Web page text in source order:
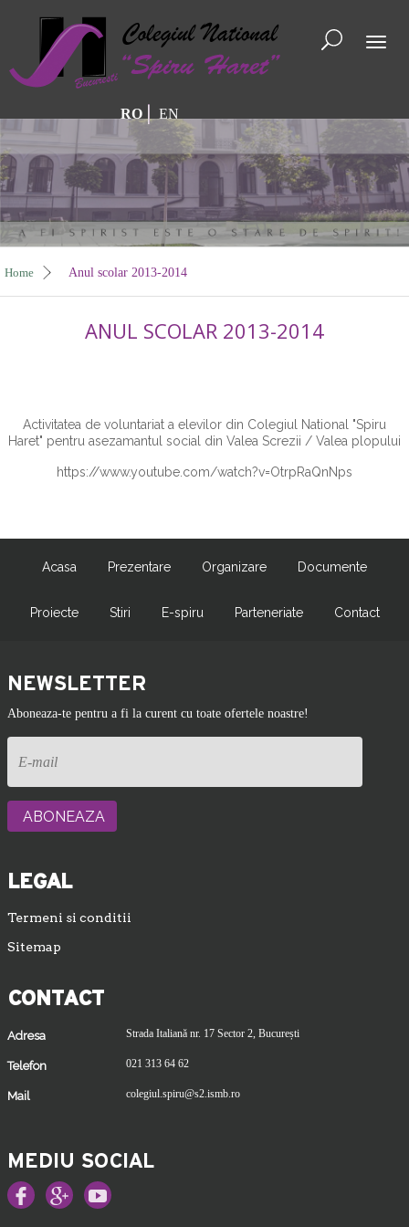
RO EN
Home Anul scolar 2013-2014
ANUL SCOLAR 2013-2014
Activitatea de voluntariat a elevilor din Colegiul National "Spiru
Haret" pentru asezamantul social din Valea Screzii / Valea plopului
https://www.youtube.com/watch?v=OtrpRaQnNps
Acasa Prezentare Organizare Documente
Proiecte Stiri E-spiru Parteneriate Contact
NEWSLETTER
Aboneaza-te pentru a fi la curent cu toate ofertele noastre!
LEGAL
Termeni si conditii
Sitemap
CONTACT
Adresa Strada Italiană nr. 17 Sector 2, București
Telefon 021 313 64 62
Mail colegiul.spiru@s2.ismb.ro
MEDIU SOCIAL